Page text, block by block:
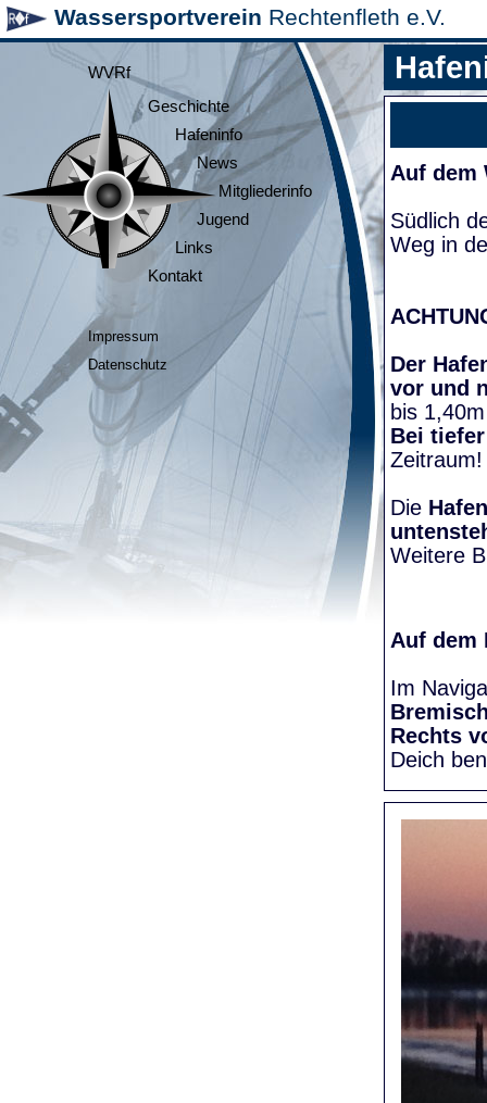
Wassersportverein Rechtenfleth e.V.
WVRf
Geschichte
Hafeninfo
News
Mitgliederinfo
Jugend
Links
Kontakt
Impressum
Datenschutz
Auf dem
Südlich
Weg in
Der
vor und
bis
Bei
Die
Weitere
Auf dem
Im
Rechts
Deich